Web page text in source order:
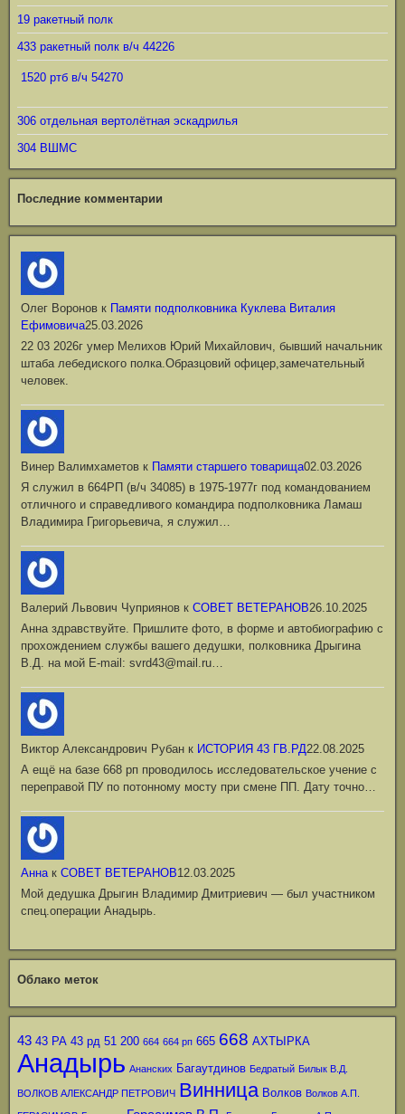
19 ракетный полк
433 ракетный полк в/ч 44226
1520 ртб в/ч 54270
306 отдельная вертолётная эскадрилья
304 ВШМС
Последние комментарии
Олег Воронов к Памяти подполковника Куклева Виталия
Ефимовича25.03.2026
22 03 2026г умер Мелихов Юрий Михайлович, бывший начальник
штаба лебедиского полка.Образцовий офицер,замечательный
человек.
Винер Валимхаметов к Памяти старшего товарища02.03.2026
Я служил в 664РП (в/ч 34085) в 1975-1977г под командованием
отличного и справедливого командира подполковника Ламаш
Владимира Григорьевича, я служил…
Валерий Львович Чуприянов к СОВЕТ ВЕТЕРАНОВ26.10.2025
Анна здравствуйте. Пришлите фото, в форме и автобиографию с
прохождением службы вашего дедушки, полковника Дрыгина
В.Д. на мой Е-mail: svrd43@mail.ru…
Виктор Александрович Рубан к ИСТОРИЯ 43 ГВ.РД22.08.2025
А ещё на базе 668 рп проводилось исследовательское учение с
переправой ПУ по потонному мосту при смене ПП. Дату точно…
Аннак СОВЕТ ВЕТЕРАНОВ12.03.2025
Мой дедушка Дрыгин Владимир Дмитриевич — был участником
спец.операции Анадырь.
Облако меток
43 43 РА 43 рд 51 200 664 664 рп 665 668 АХТЫРКА
Анадырь Ананских Багаутдинов Бедратый Билык В.Д.
ВОЛКОВ АЛЕКСАНДР ПЕТРОВИЧ Винница Волков Волков А.П.